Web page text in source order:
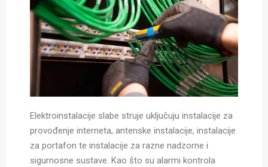
Elektroinstalacije slabe struje uključuju instalacije za
provođenje interneta, antenske instalacije, instalacije
za portafon te instalacije za razne nadzorne i
sigurnosne sustave. Kao što su alarmi kontrola